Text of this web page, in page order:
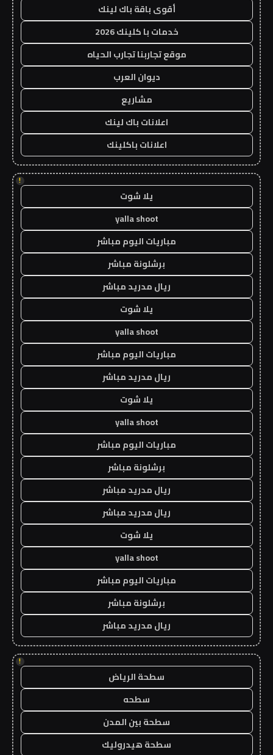
أقوى باقة باك لينك
خدمات با كلينك 2026
موقع تجاربنا تجارب الحياه
ديوان العرب
مشاريع
اعلانات باك لينك
اعلانات باكلينك
!
يلا شوت
yalla shoot
مباريات اليوم مباشر
برشلونة مباشر
ريال مدريد مباشر
يلا شوت
yalla shoot
مباريات اليوم مباشر
ريال مدريد مباشر
يلا شوت
yalla shoot
مباريات اليوم مباشر
برشلونة مباشر
ريال مدريد مباشر
ريال مدريد مباشر
يلا شوت
yalla shoot
مباريات اليوم مباشر
برشلونة مباشر
ريال مدريد مباشر
!
سطحة الرياض
سطحه
سطحة بين المدن
سطحة هيدروليك